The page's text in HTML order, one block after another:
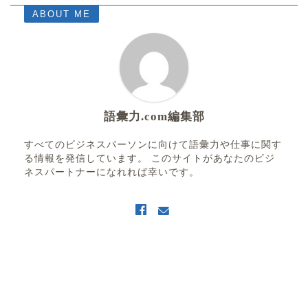
ABOUT ME
語彙力.com編集部
すべてのビジネスパーソンに向けて語彙力や仕事に関す
る情報を発信しています。 このサイトがあなたのビジ
ネスパートナーになれれば幸いです。